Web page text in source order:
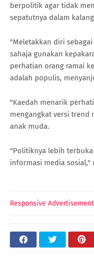
berpolitik agar tidak
sepatutnya dalam
"Meletakkan diri
sahaja gunakan
perhatian orang ramai
adalah populis,
"Kaedah menarik
mengangkat versi trend
anak muda.
"Politiknya lebih
informasi media sosial,"
Responsive Advertisement